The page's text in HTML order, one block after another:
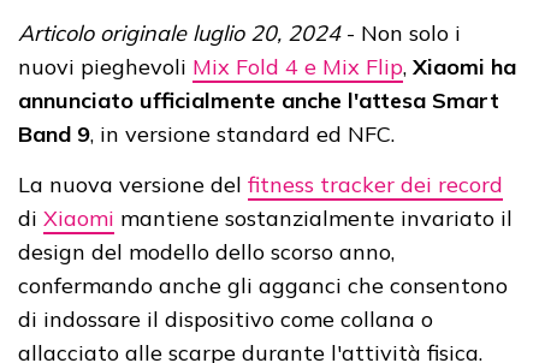
Articolo originale luglio 20, 2024- Non solo i
nuovi pieghevoli Mix Fold 4 e Mix Flip, Xiaomi ha
annunciato ufficialmente anche l'attesa Smart
Band 9, in versione standard ed NFC.
La nuova versione del fitness tracker dei record
di Xiaomi mantiene sostanzialmente invariato il
design del modello dello scorso anno,
confermando anche gli agganci che consentono
di indossare il dispositivo come collana o
allacciato alle scarpe durante l'attività fisica.